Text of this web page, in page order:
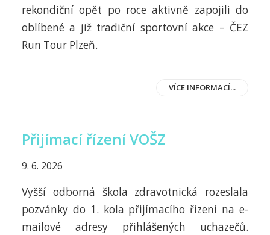
rekondiční opět po roce aktivně zapojili do
oblíbené a již tradiční sportovní akce – ČEZ
Run Tour Plzeň.
VÍCE INFORMACÍ...
Přijímací řízení VOŠZ
9. 6. 2026
Vyšší odborná škola zdravotnická rozeslala
pozvánky do 1. kola přijímacího řízení na e-
mailové adresy přihlášených uchazečů.